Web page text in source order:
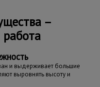
–
и выдерживает большие
выровнять высоту и